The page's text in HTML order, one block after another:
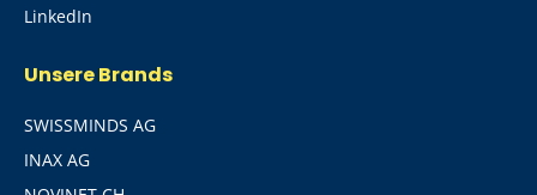
LinkedIn
Unsere Brands
SWISSMINDS AG
INAX AG